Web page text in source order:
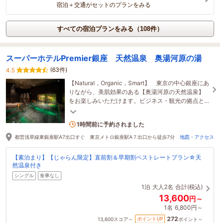
宿泊＋交通がセットのプランをみる
すべての宿泊プランをみる（108件）
スーパーホテルPremier銀座 天然温泉 奥湯河原の湯
4.5
(63件)
【Natural，Organic，Smart】 東京の中心銀座にあ
りながら、美肌効果のある【奥湯河原の天然温泉】
をお楽しみいただけます。ビジネス・観光の拠点と
してご利用くださいませ。
1名がこの宿を見ています
1時間前に予約されました
都営浅草線東銀座駅A7出口すぐ 東京メトロ銀座駅A７出口から徒歩7分 地図・アクセス
【素泊まり】【じゃらん限定】直前割＆早期割ベストレートプラン☆天
然温泉付き
シングル 食事なし
1泊 大人2名 合計(税込)
13,600円～
1名 6,800円～
13,600スコア～ ポイントUP 272ポイント～